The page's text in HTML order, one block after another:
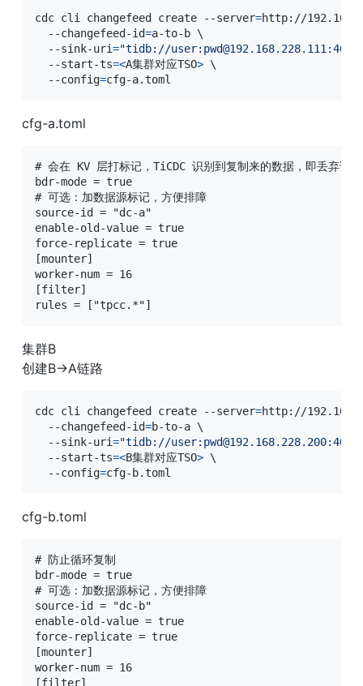
cdc cli changefeed create --server=http://
  --changefeed-id
=a-to-b \
  --sink-uri
="tidb://
  --start-ts
=<A集群对应TSO> \
  --config
=cfg-a.toml
cfg-a.toml
# 会在 KV 层打标记，TiCDC 识别到复制来的数据，即丢弃该
bdr-mode = true
# 可选：加数据源标记，方便排障
source-id = "dc-a"
enable-old-value = true
force-replicate = true
[mounter]
worker-num = 16
[filter]
rules = ["tpcc.*"]
集群B
创建B->A链路
cdc cli changefeed create --server=http://
  --changefeed-id
=b-to-a \
  --sink-uri
="tidb://
  --start-ts
=<B集群对应TSO> \
  --config
=cfg-b.toml
cfg-b.toml
# 防止循环复制
bdr-mode = true
# 可选：加数据源标记，方便排障
source-id = "dc-b"
enable-old-value = true
force-replicate = true
[mounter]
worker-num = 16
[filter]